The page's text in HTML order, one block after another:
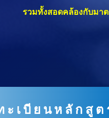
รวมทั้งสอดคล้องกับมา
ะเบียนหลักสูต